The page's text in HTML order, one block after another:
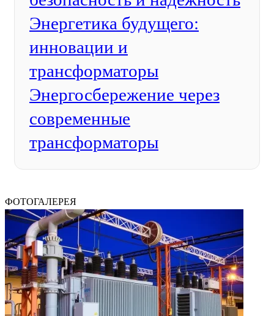
Энергетика будущего:
инновации и
трансформаторы
Энергосбережение через
современные
трансформаторы
ФОТОГАЛЕРЕЯ